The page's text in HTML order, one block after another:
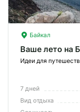
Байкал
Ваше лето на
Идеи для
7 дней
Вид отдыха